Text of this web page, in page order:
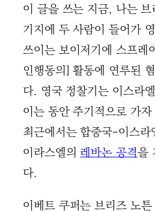
이 글을 쓰는 지금, 나는
기지에 두 사람이 들어가
쓰이는 보이저기에 스프레
인행동의] 활동에 연루된
다. 영국 정찰기는 이스라
이는 동안 주기적으로 가
최근에서는 합중국-이스
이라스엘의레바논 공격을
다.
이베트 쿠퍼는 브리즈 노